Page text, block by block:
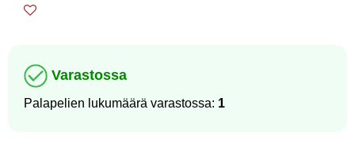
Varastossa
Palapelien lukumäärä varastossa: 1